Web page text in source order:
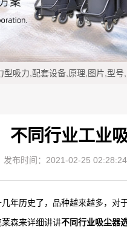
吸力,配套设备,原理,图片,型
不同行业工业
发布时间：2021-02-25 02:28:24
年历史了，品种越来越多，对
森来详细讲讲不同行业吸尘器